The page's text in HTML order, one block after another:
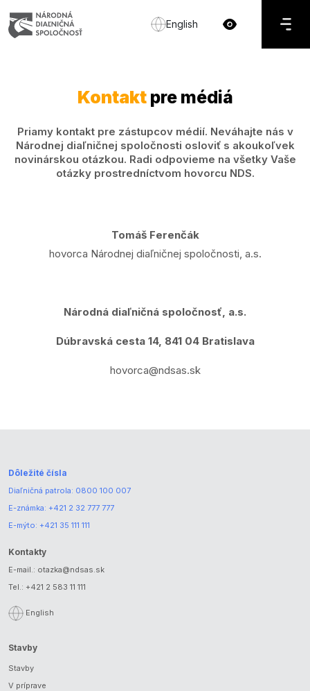
English
Kontaktpre médiá
Priamy kontakt pre zástupcov médií. Neváhajte nás v
Národnej diaľničnej spoločnosti osloviť s akoukoľvek
novinárskou otázkou. Radi odpovieme na všetky Vaše
otázky prostredníctvom hovorcu NDS.
Tomáš Ferenčák
hovorca Národnej diaľničnej spoločnosti, a.s.
Národná diaľničná spoločnosť, a.s.
Dúbravská cesta 14, 841 04 Bratislava
hovorca@ndsas.sk
Dôležité čísla
Diaľničná patrola: 0800 100 007
E-známka: +421 2 32 777 777
E-mýto: +421 35 111 111
Kontakty
E-mail.: otazka@ndsas.sk
Tel.: +421 2 583 11 111
English
Stavby
Stavby
V príprave